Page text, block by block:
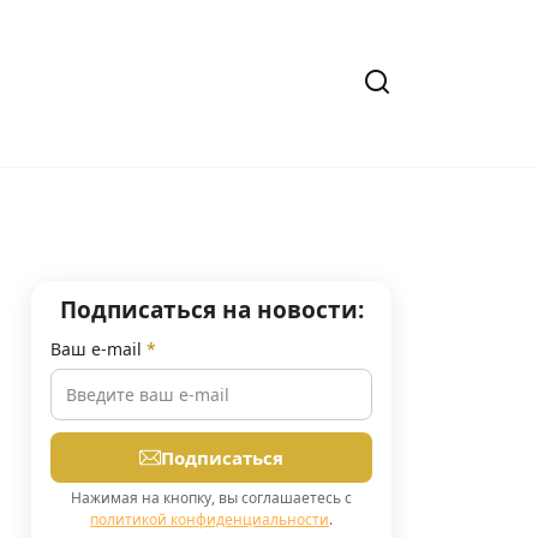
Подписаться на новости:
Ваш e-mail *
Подписаться
Нажимая на кнопку, вы соглашаетесь с
политикой конфиденциальности.